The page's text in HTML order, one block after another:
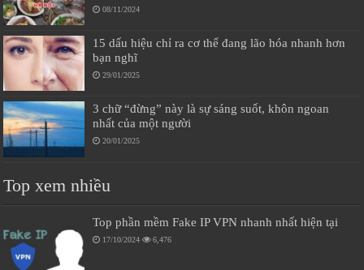
08/11/2024
15 dấu hiệu chỉ ra cơ thể đang lão hóa nhanh hơn
bạn nghĩ
29/01/2025
3 chữ “đừng” này là sự sáng suốt, khôn ngoan
nhất của một người
20/01/2025
Top xem nhiều
Top phần mềm Fake IP VPN nhanh nhất hiện tại
17/10/2024 6,476